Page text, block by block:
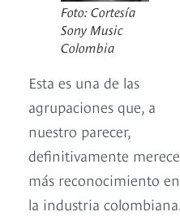
Foto: Cortesía
Sony Music
Colombia
Esta es una de las
agrupaciones que, a
nuestro parecer,
definitivamente merece
más reconocimiento en
la industria colombiana.